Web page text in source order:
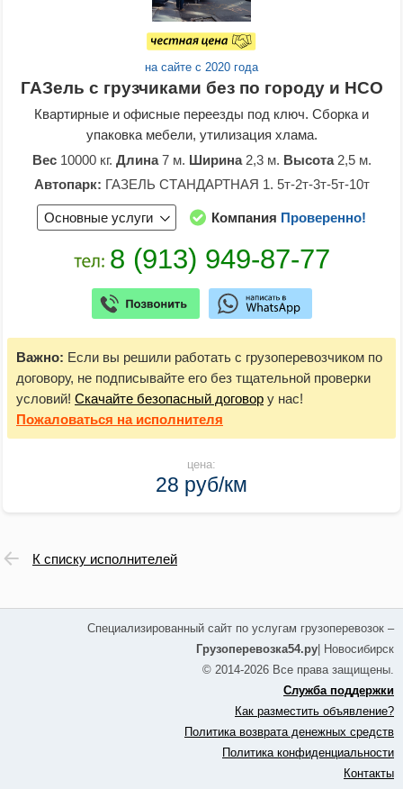
на сайте с 2020 года
ГАЗель с грузчиками без по городу и НСО
Квартирные и офисные переезды под ключ. Сборка и
упаковка мебели, утилизация хлама.
Вес10000 кг. Длина7 м. Ширина2,3 м. Высота2,5 м.
Автопарк: ГАЗЕЛЬ СТАНДАРТНАЯ 1. 5т-2т-3т-5т-10т
Основные услуги Компания Проверенно!
Важно: Если вы решили работать с грузоперевозчиком по
договору, не подписывайте его без тщательной проверки
условий! Скачайте безопасный договор у нас!
Пожаловаться на исполнителя
цена:
28 руб/км
К списку исполнителей
Специализированный сайт по услугам грузоперевозок –
Грузоперевозка54.ру| Новосибирск
© 2014-2026 Все права защищены.
Служба поддержки
Как разместить объявление?
Политика возврата денежных средств
Политика конфиденциальности
Контакты